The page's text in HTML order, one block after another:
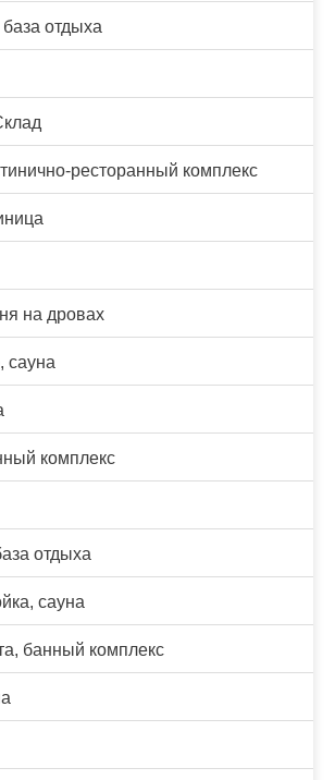
отдыха
ресторанный комплекс
на дровах
сауна
комплекс
отдыха
сауна
банный комплекс